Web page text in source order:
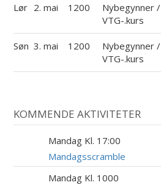
Lør 2. mai 1200
Nybegynner /
VTG-.kurs
Søn 3. mai 1200
Nybegynner /
VTG-.kurs
KOMMENDE AKTIVITETER
Mandag Kl. 17:00
Mandagsscramble
Mandag Kl. 1000